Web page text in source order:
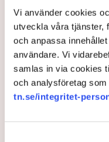
Vi använder cookies
utveckla våra tjänster,
och anpassa
användare. Vi
samlas in via cookies
och analysföretag
tn.se/integritet-
Därför är
början –
Cementkrisen